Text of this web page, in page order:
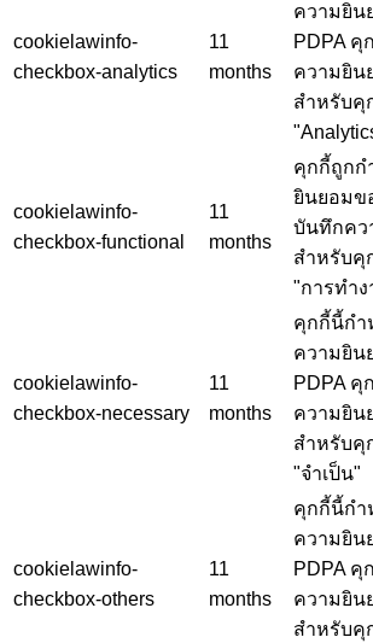
cookielawinfo-
checkbox-analytics
11
months
ความยิน
PDPA คุ
ความยิน
สำหรับคุ
cookielawinfo-
checkbox-functional
11
months
คุกกี้ถูกก
ยินยอมข
บันทึกคว
สำหรับคุ
"การทำง
cookielawinfo-
checkbox-necessary
11
months
คุกกี้นี้กำ
ความยิน
PDPA คุ
ความยิน
สำหรับคุ
"จำเป็น"
cookielawinfo-
checkbox-others
11
months
คุกกี้นี้กำ
ความยิน
PDPA คุ
ความยิน
สำหรับคุ